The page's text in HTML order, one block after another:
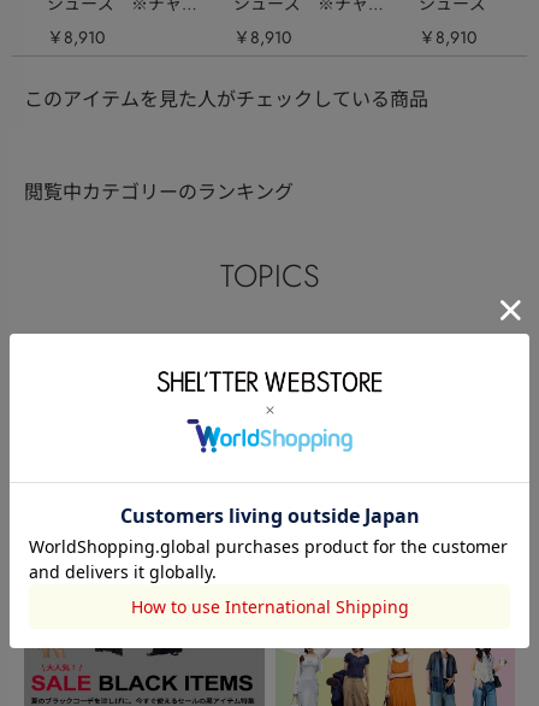
ー）対応
￥8,910
ー）対応
￥8,910
ー）対応
￥8,910
このアイテムを見た人がチェックしている商品
閲覧中カテゴリーのランキング
TOPICS